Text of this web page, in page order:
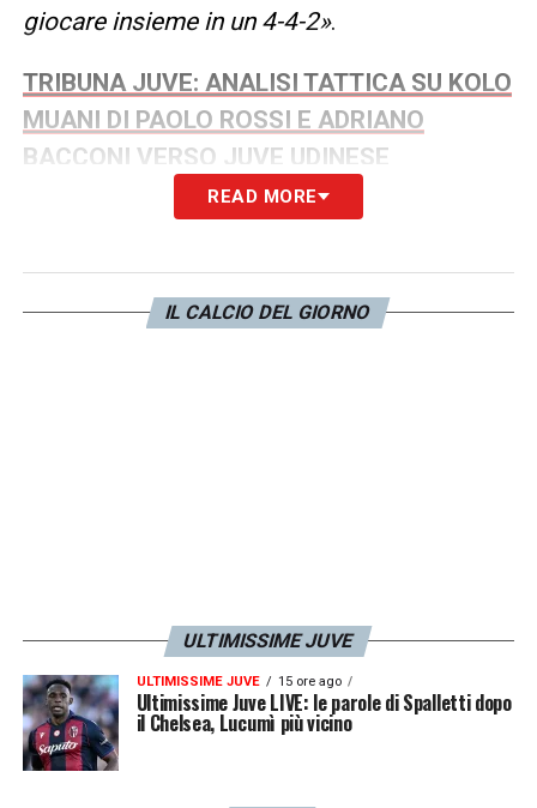
giocare insieme in un 4-4-2».
TRIBUNA JUVE: ANALISI TATTICA SU KOLO
MUANI DI PAOLO ROSSI E ADRIANO
BACCONI VERSO JUVE UDINESE
READ MORE
IL CALCIO DEL GIORNO
ULTIMISSIME JUVE
ULTIMISSIME JUVE 15 ore ago
Ultimissime Juve LIVE: le parole di Spalletti dopo
il Chelsea, Lucumì più vicino